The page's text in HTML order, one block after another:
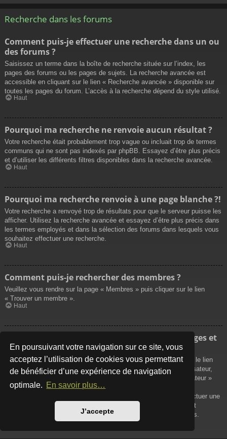
En poursuivant votre navigation sur ce site, vous
acceptez l’utilisation de cookies vous permettant
de bénéficier d’une expérience de navigation
optimale. En savoir plus…
J’accepte
Recherche dans les forums
Comment puis-je effectuer une recherche dans un ou
des forums ?
Saisissez un terme dans la boîte de recherche située sur l’index, les
pages des forums ou les pages de sujets. La recherche avancée est
accessible en cliquant sur le lien « Recherche avancée » disponible sur
toutes les pages du forum. L’accès à la recherche dépend du style utilisé.
Haut
Pourquoi ma recherche ne renvoie aucun résultat ?
Votre recherche était probablement trop vague ou incluait trop de termes
communs qui ne sont pas indexés par phpBB. Essayez d’être plus précis
et d’utiliser les différents filtres disponibles dans la recherche avancée.
Haut
Pourquoi ma recherche renvoie à une page blanche ?!
Votre recherche a renvoyé trop de résultats pour que le serveur puisse les
afficher. Utilisez la recherche avancée et essayez d’être plus précis dans
les termes employés et dans la sélection des forums dans lesquels vous
souhaitez effectuer une recherche.
Haut
Comment puis-je rechercher des membres ?
Veuillez vous rendre sur la page « Membres » puis cliquer sur le lien
« Trouver un membre ».
Haut
Comment puis-je retrouver mes propres messages et
sujets ?
Vos propres messages peuvent être affichés soit en cliquant sur le lien
« Afficher vos messages » dans le panneau de contrôle de l’utilisateur,
soit en cliquant sur le lien « Rechercher les messages de l’utilisateur »
sur la page de votre propre profil ou soit en cliquant sur le menu
« Raccourcis » situé sur la partie supérieure du forum. Pour effectuer une
recherche de vos propres sujets, utilisez la recherche avancée et
remplissez convenablement les options qui vous sont disponibles.